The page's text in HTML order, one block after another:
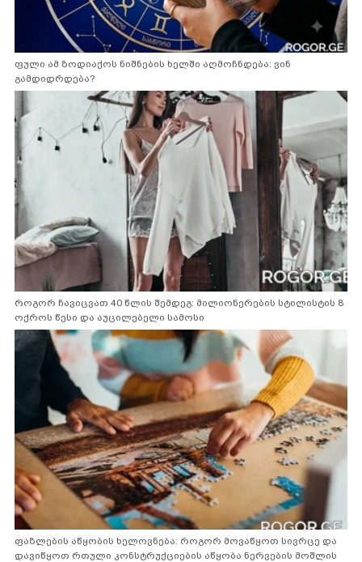
ფული ამ ზოდიაქოს ნიშნების ხელში აღმოჩნდება: ვინ
გამდიდრდება?
როგორ ჩავიცვათ 40 წლის შემდეგ: მილიონერების სტილისტის 8
ოქროს წესი და აუცილებელი სამოსი
ფაზლების აწყობის ხელოვნება: როგორ მოვაწყოთ სივრცე და
დავიწყოთ რთული კონსტრუქციების აწყობა ნერვების მოშლის